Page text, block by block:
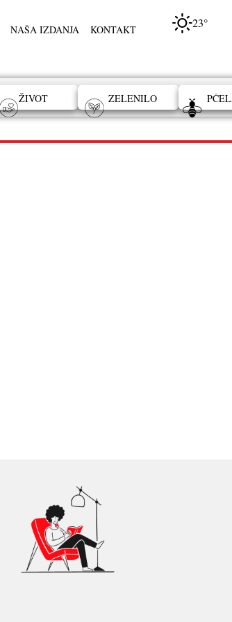
NAŠA IZDANJA KONTAKT 23°
ŽIVOT ZELENILO